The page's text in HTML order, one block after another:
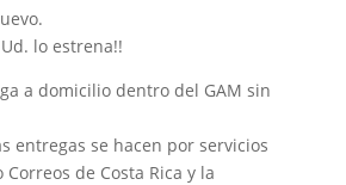
lo estrena!!
a domicilio dentro del GAM sin
entregas se hacen por servicios
de Costa Rica y la